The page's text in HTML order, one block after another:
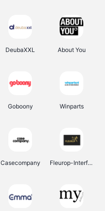
DeubaXXL About You
Goboony Winparts
Casecompany Fleurop-Interflora